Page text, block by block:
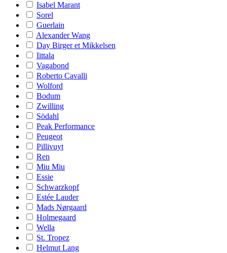
Isabel Marant
Sorel
Guerlain
Alexander Wang
Day Birger et Mikkelsen
Iittala
Vagabond
Roberto Cavalli
Wolford
Bodum
Zwilling
Södahl
Peak Performance
Peugeot
Pillivuyt
Ren
Miu Miu
Essie
Schwarzkopf
Estée Lauder
Mads Nørgaard
Holmegaard
Wella
St. Tropez
Helmut Lang